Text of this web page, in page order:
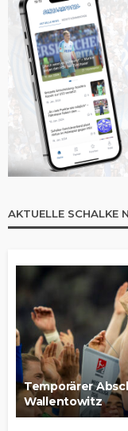
AKTUELLE SCHALKE
Temporärer
Wallentowitz